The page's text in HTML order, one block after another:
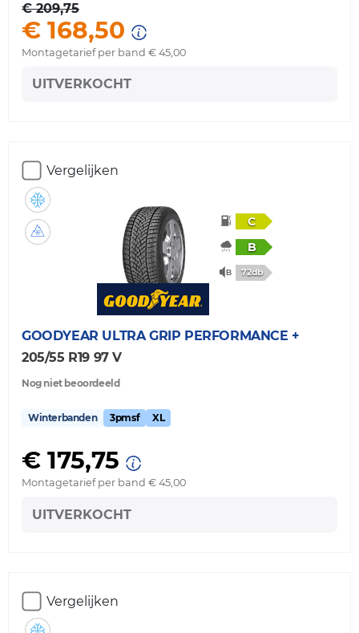
€ 209,75
€ 168,50
Montagetarief per band € 45,00
UITVERKOCHT
Vergelijken
C
B
72db
GOODYEAR ULTRA GRIP PERFORMANCE +
205/55 R19 97 V
Nog niet beoordeeld
Winterbanden 3pmsf XL
€ 175,75
Montagetarief per band € 45,00
UITVERKOCHT
Vergelijken